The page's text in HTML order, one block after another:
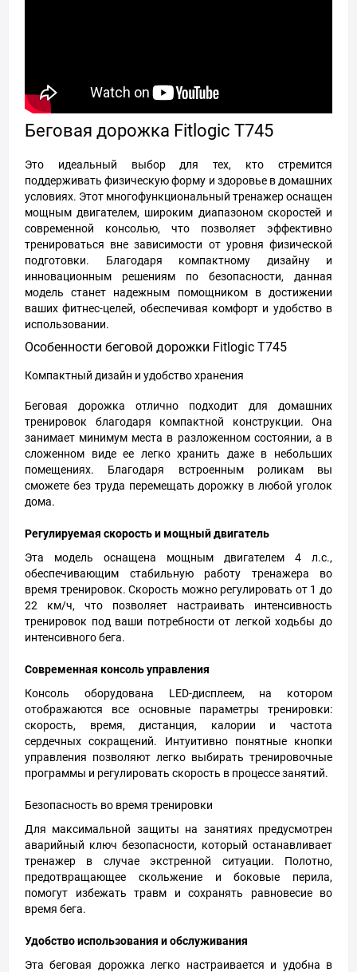
Беговая дорожка Fitlogic T745
Это идеальный выбор для тех, кто стремится
поддерживать физическую форму и здоровье в домашних
условиях. Этот многофункциональный тренажер оснащен
мощным двигателем, широким диапазоном скоростей и
современной консолью, что позволяет эффективно
тренироваться вне зависимости от уровня физической
подготовки. Благодаря компактному дизайну и
инновационным решениям по безопасности, данная
модель станет надежным помощником в достижении
ваших фитнес-целей, обеспечивая комфорт и удобство в
использовании.
Особенности беговой дорожки Fitlogic T745
Компактный дизайн и удобство хранения
Беговая дорожка отлично подходит для домашних
тренировок благодаря компактной конструкции. Она
занимает минимум места в разложенном состоянии, а в
сложенном виде ее легко хранить даже в небольших
помещениях. Благодаря встроенным роликам вы
сможете без труда перемещать дорожку в любой уголок
дома.
Регулируемая скорость и мощный двигатель
Эта модель оснащена мощным двигателем 4 л.с.,
обеспечивающим стабильную работу тренажера во
время тренировок. Скорость можно регулировать от 1 до
22 км/ч, что позволяет настраивать интенсивность
тренировок под ваши потребности от легкой ходьбы до
интенсивного бега.
Современная консоль управления
Консоль оборудована LED-дисплеем, на котором
отображаются все основные параметры тренировки:
скорость, время, дистанция, калории и частота
сердечных сокращений. Интуитивно понятные кнопки
управления позволяют легко выбирать тренировочные
программы и регулировать скорость в процессе занятий.
Безопасность во время тренировки
Для максимальной защиты на занятиях предусмотрен
аварийный ключ безопасности, который останавливает
тренажер в случае экстренной ситуации. Полотно,
предотвращающее скольжение и боковые перила,
помогут избежать травм и сохранять равновесие во
время бега.
Удобство использования и обслуживания
Эта беговая дорожка легко настраивается и удобна в